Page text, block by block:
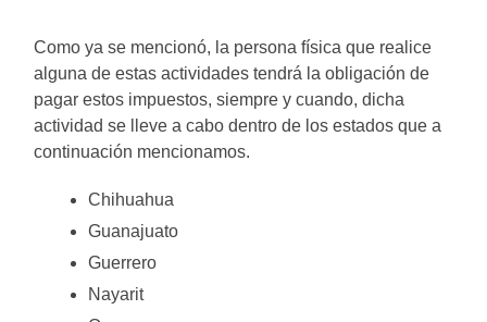
Como ya se mencionó, la persona física que realice
alguna de estas actividades tendrá la obligación de
pagar estos impuestos, siempre y cuando, dicha
actividad se lleve a cabo dentro de los estados que a
continuación mencionamos.
Chihuahua
Guanajuato
Guerrero
Nayarit